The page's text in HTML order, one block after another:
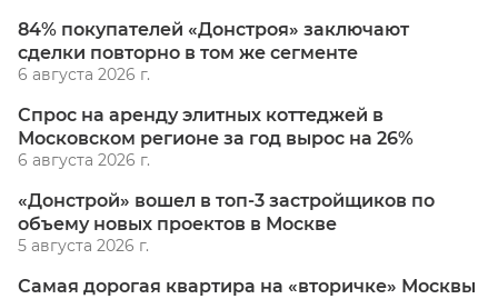
84% покупателей «Донстроя» заключают
сделки повторно в том же сегменте
6 августа 2026 г.
Спрос на аренду элитных коттеджей в
Московском регионе за год вырос на 26%
6 августа 2026 г.
«Донстрой» вошел в топ-3 застройщиков по
объему новых проектов в Москве
5 августа 2026 г.
Самая дорогая квартира на «вторичке» Москвы